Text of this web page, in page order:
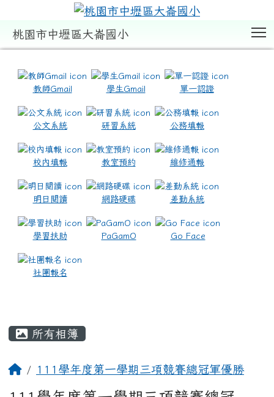
桃園市中壢區大崙國小
教師Gmail 學生Gmail 單一認證
公文系統 研習系統 公務填報
校內填報 教室預約 維修通報
明日閱讀 網路硬碟 差勤系統
學習扶助 PaGamO Go Face
社團報名
所有相簿
111學年度第一學期三項競賽總冠軍優勝